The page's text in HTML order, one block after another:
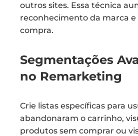
outros sites. Essa técnica
reconhecimento da marca e
compra.
Segmentações
no Remarketing
Crie listas específicas para
abandonaram o carrinho,
produtos sem comprar ou